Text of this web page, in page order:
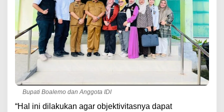
Bupati Boalemo dan Anggota IDI
“Hal ini dilakukan agar objektivitasnya dapat